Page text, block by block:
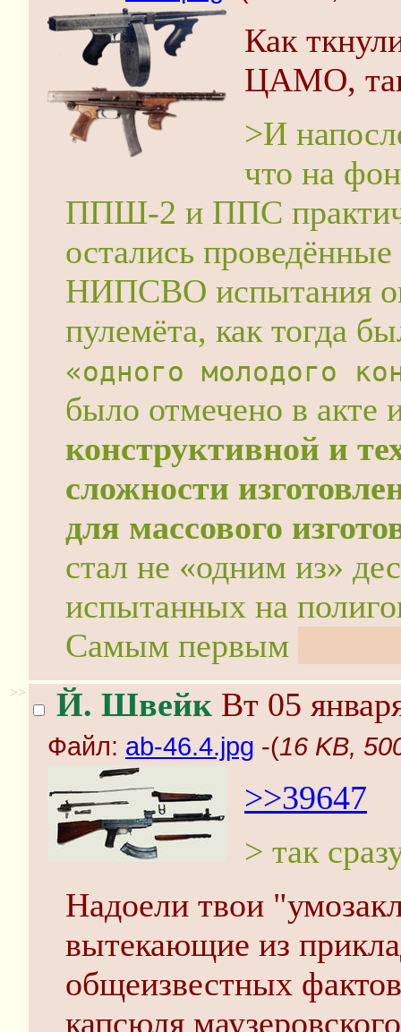
Как
ЦАМО,
>И
что на
ППШ-2 и ППС
остались
НИПСВО испытания
пулемёта, как тогда
«одного молодого
было отмечено в акте
конструктивной и
сложности
для массового
стал не «одним из»
испытанных на
Самым первым
>> Й. Швейк Вт 05
Файл: ab-46.4.jpg -(16 KB,
>>39647
> так
Надоели твои
вытекающие из
общеизвестных
капсюля